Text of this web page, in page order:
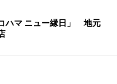
ハマ ニュー縁日」 地元